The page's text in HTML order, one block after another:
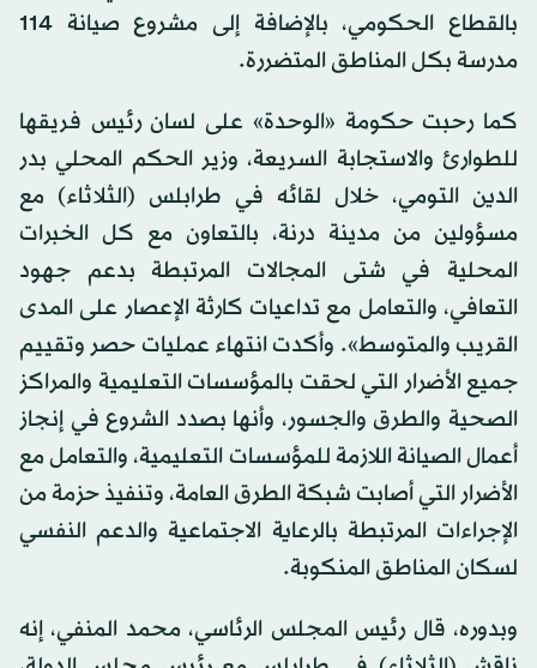
بالقطاع الحكومي، بالإضافة إلى مشروع صيانة 114
مدرسة بكل المناطق المتضررة.
كما رحبت حكومة «الوحدة» على لسان رئيس فريقها
للطوارئ والاستجابة السريعة، وزير الحكم المحلي بدر
الدين التومي، خلال لقائه في طرابلس (الثلاثاء) مع
مسؤولين من مدينة درنة، بالتعاون مع كل الخبرات
المحلية في شتى المجالات المرتبطة بدعم جهود
التعافي، والتعامل مع تداعيات كارثة الإعصار على المدى
القريب والمتوسط». وأكدت انتهاء عمليات حصر وتقييم
جميع الأضرار التي لحقت بالمؤسسات التعليمية والمراكز
الصحية والطرق والجسور، وأنها بصدد الشروع في إنجاز
أعمال الصيانة اللازمة للمؤسسات التعليمية، والتعامل مع
الأضرار التي أصابت شبكة الطرق العامة، وتنفيذ حزمة من
الإجراءات المرتبطة بالرعاية الاجتماعية والدعم النفسي
لسكان المناطق المنكوبة.
وبدوره، قال رئيس المجلس الرئاسي، محمد المنفي، إنه